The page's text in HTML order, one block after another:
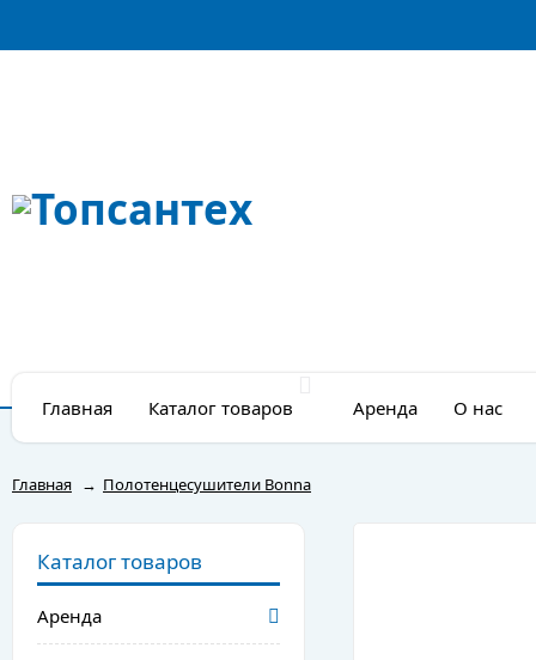
Главная Каталог товаров Аренда О нас
Главная → Полотенцесушители Bonna
Каталог товаров
Аренда